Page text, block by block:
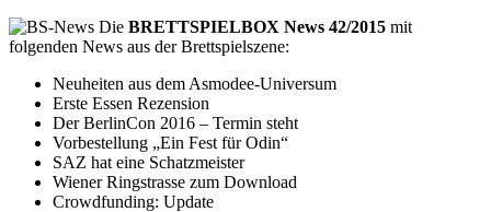
Die BRETTSPIELBOX News 42/2015 mit
folgenden News aus der Brettspielszene:
Neuheiten aus dem Asmodee-Universum
Erste Essen Rezension
Der BerlinCon 2016 – Termin steht
Vorbestellung „Ein Fest für Odin“
SAZ hat eine Schatzmeister
Wiener Ringstrasse zum Download
Crowdfunding: Update